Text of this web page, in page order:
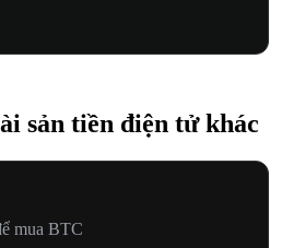
sản tiền điện tử khác
mua BTC